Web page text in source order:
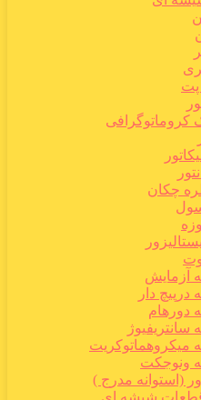
پت
کروماتوگرافی
چکان
آزمایش
درپیچ دار
دورهام
سانتریفیوژ
میکروهماتوکریت
ونوجکت
(استوانه مدرج )
شیشه ای